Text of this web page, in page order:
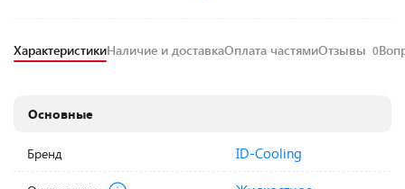
ХарактеристикиНаличие и доставкаОплата частямиОтзывы 0
Основные
Бренд ID-Cooling